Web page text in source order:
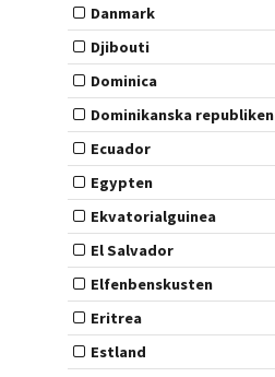
Danmark
Djibouti
Dominica
Dominikanska republiken
Ecuador
Egypten
Ekvatorialguinea
El Salvador
Elfenbenskusten
Eritrea
Estland